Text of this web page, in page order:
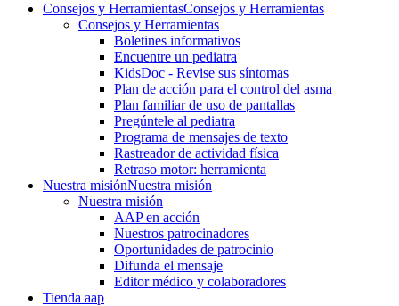
Consejos y HerramientasConsejos y Herramientas
Consejos y Herramientas
Boletines informativos
Encuentre un pediatra
KidsDoc - Revise sus síntomas
Plan de acción para el control del asma
Plan familiar de uso de pantallas
Pregúntele al pediatra
Programa de mensajes de texto
Rastre​​ador de activida​d física
Retraso motor: herramienta
Nuestra misiónNuestra misión
Nuestra misión
AAP en acción
Nuestros patrocinadores
Oportunidades de patrocinio
Difunda el mensaje
Editor médico y colaboradores
Tienda aap